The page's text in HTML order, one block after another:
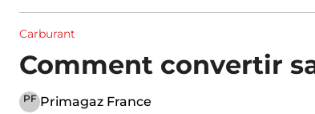
Carburant
Comment convertir
PF Primagaz France